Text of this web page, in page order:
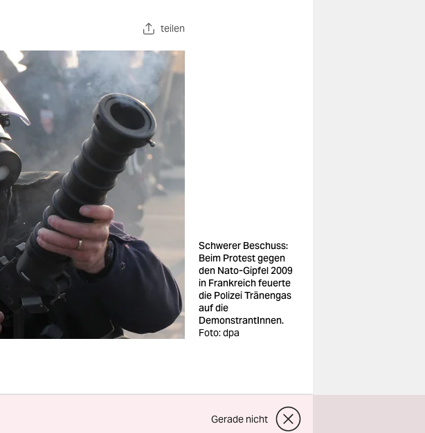
teilen
Schwerer Beschuss:
Beim Protest gegen
den Nato-Gipfel 2009
in Frankreich feuerte
die Polizei Tränengas
auf die
DemonstrantInnen.
Foto: dpa
Gerade nicht